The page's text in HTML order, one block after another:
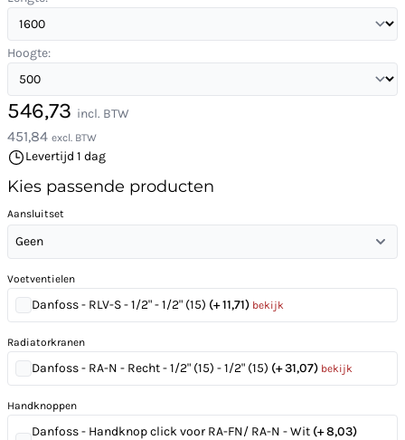
Hoogte:
546,73 incl. BTW
451,84 excl. BTW
Levertijd 1 dag
Kies passende producten
Aansluitset
Geen
Voetventielen
Danfoss - RLV-S - 1/2" - 1/2" (15) (+ 11,71) bekijk
Radiatorkranen
Danfoss - RA-N - Recht - 1/2" (15) - 1/2" (15) (+ 31,07) bekijk
Handknoppen
Danfoss - Handknop click voor RA-FN/ RA-N - Wit (+ 8,03)